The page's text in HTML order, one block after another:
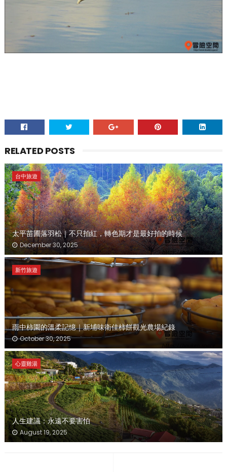
RELATED POSTS
台中旅遊
太平苗圃落羽松｜不只拍紅，轉色期才是最好拍的時候
December 30, 2025
新竹旅遊
雨中柿園的溫柔記憶｜新埔味衛佳柿餅觀光農場紀錄
October 30, 2025
心靈雞湯
人生建議：永遠不要害怕
August 19, 2025